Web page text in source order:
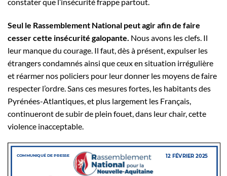
Seul le Rassemblement National peut agir afin de faire
cesser cette insécurité galopante. Nous avons les clefs. Il
leur manque du courage. Il faut, dès à présent, expulser les
étrangers condamnés ainsi que ceux en situation irrégulière
et réarmer nos policiers pour leur donner les moyens de faire
respecter l’ordre. Sans ces mesures fortes, les habitants des
Pyrénées-Atlantiques, et plus largement les Français,
continueront de subir de plein fouet, dans leur chair, cette
violence inacceptable.